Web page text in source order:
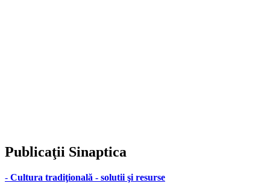
Publicaţii Sinaptica
- Cultura tradiţională - solutii şi resurse